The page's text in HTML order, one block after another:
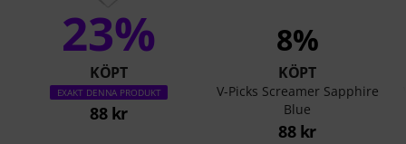
23%
KÖPT
EXAKT DENNA PRODUKT
88 kr
8%
KÖPT
V-Picks Screamer Sapphire
Blue
88 kr